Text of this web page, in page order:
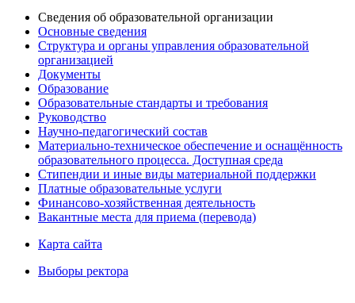
Сведения об образовательной организации
Основные сведения
Структура и органы управления образовательной
организацией
Документы
Образование
Образовательные стандарты и требования
Руководство
Научно-педагогический состав
Материально-техническое обеспечение и оснащённость
образовательного процесса. Доступная среда
Стипендии и иные виды материальной поддержки
Платные образовательные услуги
Финансово-хозяйственная деятельность
Вакантные места для приема (перевода)
Карта сайта
Выборы ректора